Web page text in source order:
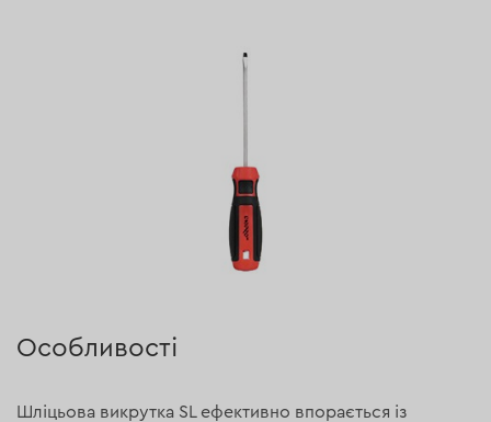
Особливості
Шліцьова викрутка SL ефективно впорається із